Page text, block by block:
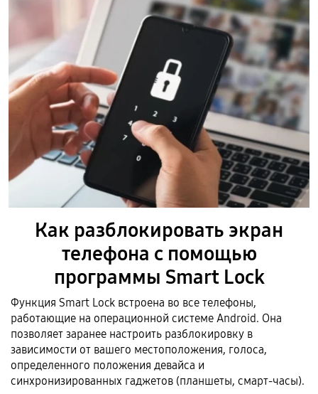
Как разблокировать экран
телефона с помощью
программы Smart Lock
Функция Smart Lock встроена во все телефоны,
работающие на операционной системе Android. Она
позволяет заранее настроить разблокировку в
зависимости от вашего местоположения, голоса,
определенного положения девайса и
синхронизированных гаджетов (планшеты, смарт-часы).